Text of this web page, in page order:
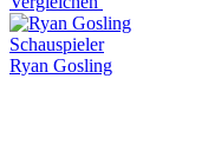
Schauspieler
Ryan Gosling